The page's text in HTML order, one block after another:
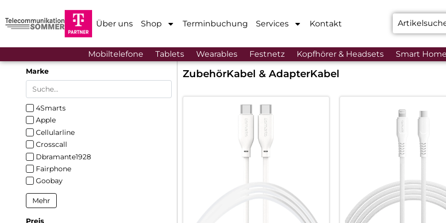
Über uns Shop Terminbuchung Services Kontakt
Mobiltelefone Tablets Wearables Festnetz Kopfhörer & Headsets Smart Home
Marke
4Smarts
Apple
Cellularline
Crosscall
Dbramante1928
Fairphone
Goobay
Mehr
Preis
ZubehörKabel & AdapterKabel